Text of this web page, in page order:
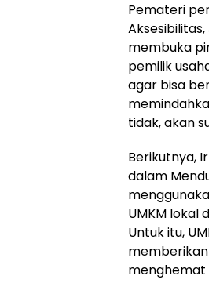
Pemateri
membuka
pemilik
agar bisa
tidak, akan
Berikutnya,
dalam
UMKM lokal
Untuk itu,
menghemat